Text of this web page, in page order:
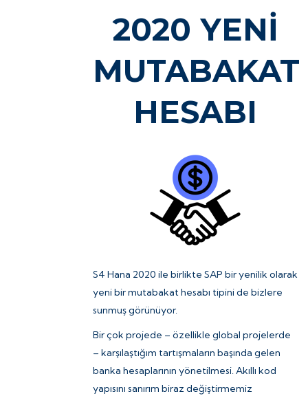
2020 YENİ
MUTABAKAT
HESABI
S4 Hana 2020 ile birlikte SAP bir yenilik olarak
yeni bir mutabakat hesabı tipini de bizlere
sunmuş görünüyor.
Bir çok projede – özellikle global projelerde
– karşılaştığım tartışmaların başında gelen
banka hesaplarının yönetilmesi. Akıllı kod
yapısını sanırım biraz değiştirmemiz